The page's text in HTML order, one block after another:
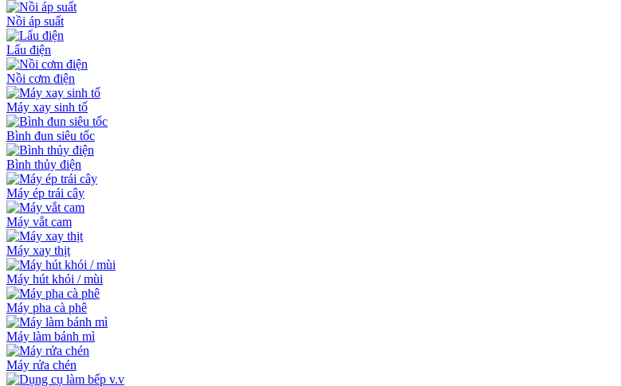
Nồi áp suất
Lẩu điện
Nồi cơm điện
Máy xay sinh tố
Bình đun siêu tốc
Bình thủy điện
Máy ép trái cây
Máy vắt cam
Máy xay thịt
Máy hút khói / mùi
Máy pha cà phê
Máy làm bánh mì
Máy rửa chén